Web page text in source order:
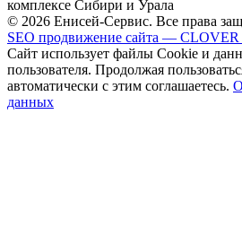
комплексе Сибири и Урала
© 2026 Енисей-Сервис. Все права
SEO продвижение сайта —
Сайт использует файлы Cookie и
пользователя. Продолжая
автоматически с этим соглашаетесь.
данных